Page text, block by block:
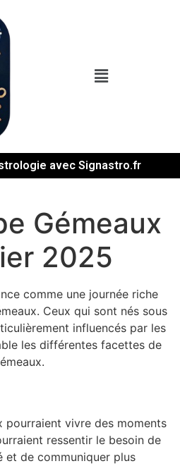
avec Signastro.fr
Gémeaux
2025
comme une journée riche
Ceux qui sont nés sous
influencés par les
les différentes facettes de
pourraient vivre des moments
ressentir le besoin de
de communiquer plus